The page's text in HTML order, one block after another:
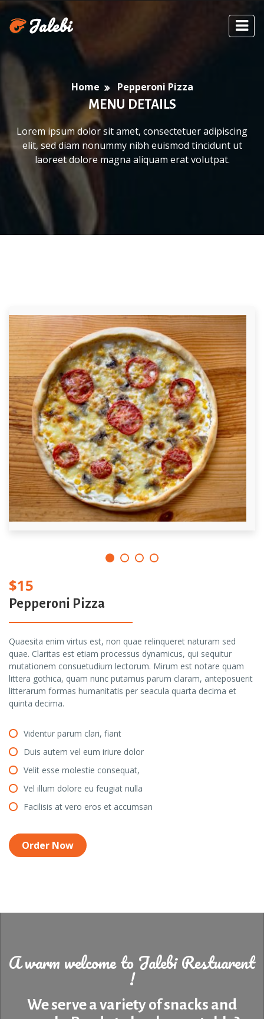
Home Pepperoni Pizza
MENU DETAILS
Lorem ipsum dolor sit amet, consectetuer adipiscing
elit, sed diam nonummy nibh euismod tincidunt ut
laoreet dolore magna aliquam erat volutpat.
$15
Pepperoni Pizza
Quaesita enim virtus est, non quae relinqueret naturam sed
quae. Claritas est etiam processus dynamicus, qui sequitur
mutationem consuetudium lectorum. Mirum est notare quam
littera gothica, quam nunc putamus parum claram, anteposuerit
litterarum formas humanitatis per seacula quarta decima et
quinta decima.
Videntur parum clari, fiant
Duis autem vel eum iriure dolor
Velit esse molestie consequat,
Vel illum dolore eu feugiat nulla
Facilisis at vero eros et accumsan
Order Now
A warm welcome to Jalebi Restuarent
!
We serve a variety of snacks and